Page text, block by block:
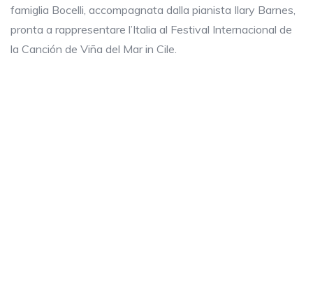
famiglia Bocelli, accompagnata dalla pianista Ilary Barnes,
pronta a rappresentare l’Italia al Festival Internacional de
la Canción de Viña del Mar in Cile.